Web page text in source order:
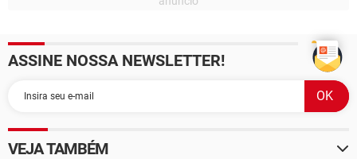
ASSINE NOSSA NEWSLETTER!
VEJA TAMBÉM